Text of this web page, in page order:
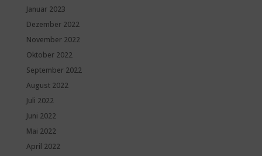
Januar 2023
Dezember 2022
November 2022
Oktober 2022
September 2022
August 2022
Juli 2022
Juni 2022
Mai 2022
April 2022